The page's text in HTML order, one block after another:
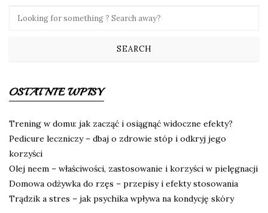
OSTATNIE WPISY
Trening w domu: jak zacząć i osiągnąć widoczne efekty?
Pedicure leczniczy – dbaj o zdrowie stóp i odkryj jego
korzyści
Olej neem – właściwości, zastosowanie i korzyści w pielęgnacji
Domowa odżywka do rzęs – przepisy i efekty stosowania
Trądzik a stres – jak psychika wpływa na kondycję skóry